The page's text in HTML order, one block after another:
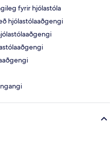
fyrir hjólastóla
hjólastólaaðgengi